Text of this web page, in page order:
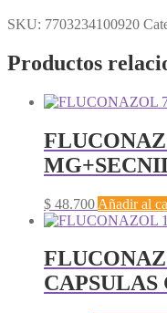
SKU: 7703234100920
Productos
$ 48.700 Añadir al
CAPSULAS